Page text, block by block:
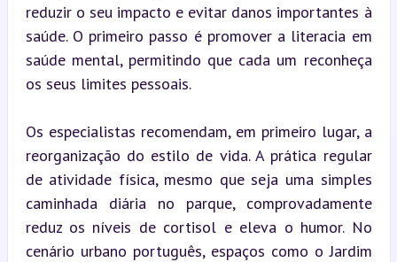
reduzir o seu impacto e evitar danos importantes à
saúde. O primeiro passo é promover a literacia em
saúde mental, permitindo que cada um reconheça
os seus limites pessoais.
Os especialistas recomendam, em primeiro lugar, a
reorganização do estilo de vida. A prática regular
de atividade física, mesmo que seja uma simples
caminhada diária no parque, comprovadamente
reduz os níveis de cortisol e eleva o humor. No
cenário urbano português, espaços como o Jardim